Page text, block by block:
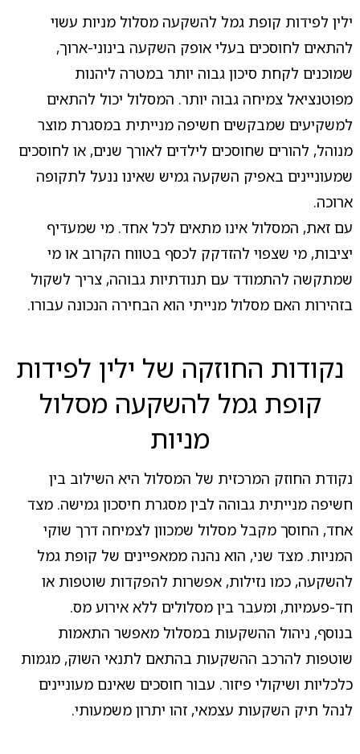
ילין לפידות קופת גמל להשקעה מסלול מניות עשוי
להתאים לחוסכים בעלי אופק השקעה בינוני-ארוך,
שמוכנים לקחת סיכון גבוה יותר במטרה ליהנות
מפוטנציאל צמיחה גבוה יותר. המסלול יכול להתאים
למשקיעים שמבקשים חשיפה מנייתית במסגרת מוצר
מנוהל, להורים שחוסכים לילדים לאורך שנים, או לחוסכים
שמעוניינים באפיק השקעה גמיש שאינו ננעל לתקופה
ארוכה.
עם זאת, המסלול אינו מתאים לכל אחד. מי שמעדיף
יציבות, מי שצפוי להזדקק לכסף בטווח הקרוב או מי
שמתקשה להתמודד עם תנודתיות גבוהה, צריך לשקול
בזהירות האם מסלול מנייתי הוא הבחירה הנכונה עבורו.
נקודות החוזקה של ילין לפידות
קופת גמל להשקעה מסלול
מניות
נקודת החוזק המרכזית של המסלול היא השילוב בין
חשיפה מנייתית גבוהה לבין מסגרת חיסכון גמישה. מצד
אחד, החוסך מקבל מסלול שמכוון לצמיחה דרך שוקי
המניות. מצד שני, הוא נהנה ממאפיינים של קופת גמל
להשקעה, כמו נזילות, אפשרות להפקדות שוטפות או
חד-פעמיות, ומעבר בין מסלולים ללא אירוע מס.
בנוסף, ניהול ההשקעות במסלול מאפשר התאמות
שוטפות להרכב ההשקעות בהתאם לתנאי השוק, מגמות
כלכליות ושיקולי פיזור. עבור חוסכים שאינם מעוניינים
לנהל תיק השקעות עצמאי, זהו יתרון משמעותי.